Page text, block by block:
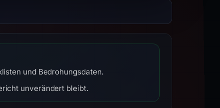
und Bedrohungsdaten.
unverändert bleibt.